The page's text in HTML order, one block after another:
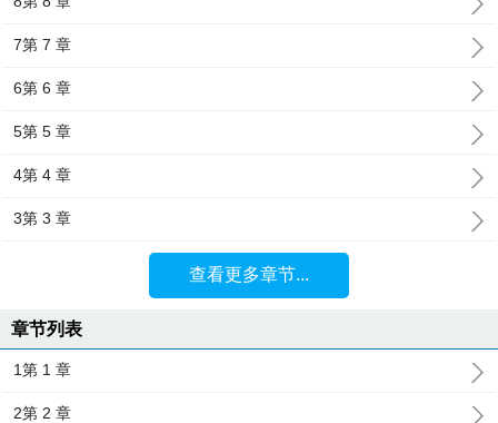
7第 7 章
6第 6 章
5第 5 章
4第 4 章
3第 3 章
查看更多章节...
章节列表
1第 1 章
2第 2 章